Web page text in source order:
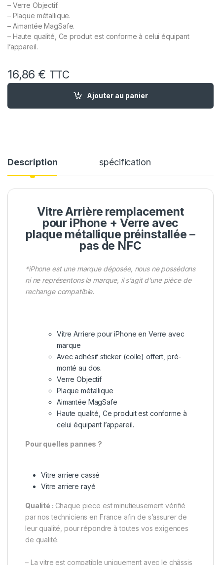
– Verre Objectif.
– Plaque métallique.
– Aimantée MagSafe.
– Haute qualité, Ce produit est conforme à celui équipant
l’appareil.
16,86 € TTC
quantité de Vitre Arriere + Plaque metallique pour iPhone
Ajouter au panier
Description spécification
Vitre Arrière remplacement
pour iPhone + Verre avec
plaque métallique préinstallée –
pas de NFC
*iPhone est une marque déposée, nous ne possédons
ni ne représentons la marque, il s’agit d’une pièce de
rechange compatible.
Vitre Arriere pour iPhone en Verre avec
marque
Avec adhésif sticker (colle) offert, pré-
monté au dos.
Verre Objectif
Plaque métallique
Aimantée MagSafe
Haute qualité, Ce produit est conforme à
celui équipant l’appareil.
Pour quelles pannes ?
Vitre arriere cassé
Vitre arriere rayé
Qualité : Chaque piece est minutieusement vérifié
par nos techniciens en France afin de s’assurer de
leur qualité, pour répondre à toutes vos exigences
de qualité.
– La vitre est compatible uniquement avec le châssis